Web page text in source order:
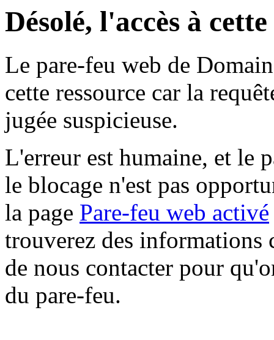
Désolé, l'accès à
Le pare-feu web de
cette ressource car la
jugée suspicieuse.
L'erreur est humaine, et le
le blocage n'est pas
la page Pare-feu web activé
trouverez des informations
de nous contacter pour
du pare-feu.